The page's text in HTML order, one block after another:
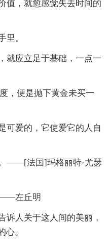
值，就愈感觉失去时间的
里。
就应立足于基础，一点一
，便是抛下黄金未买一
可爱的，它使爱它的人自
——[法国]玛格丽特·尤瑟
——左丘明
诉人关于这人间的美丽，
心。